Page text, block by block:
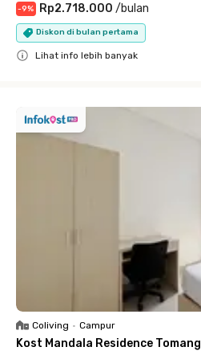
-9% Rp2.718.000 /bulan
Diskon di bulan pertama
Lihat info lebih banyak
Coliving • Campur
Kost Mandala Residence Tomang